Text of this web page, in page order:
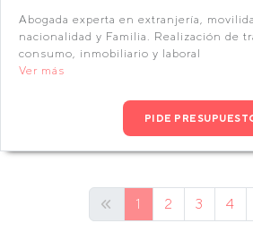
Abogada experta en extranjería,
nacionalidad y Familia. Realización de
consumo, inmobiliario y laboral
Ver más
PIDE
1 2 3 4